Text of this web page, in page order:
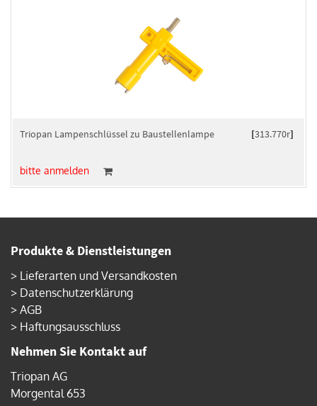
[313.770r]
Triopan Lampenschlüssel zu Baustellenlampe
bitte anmelden
Produkte & Dienstleistungen
> Lieferarten und Versandkosten
> Datenschutzerklärung
> AGB
> Haftungsausschluss
Nehmen Sie Kontakt auf
Triopan AG
Morgental 653